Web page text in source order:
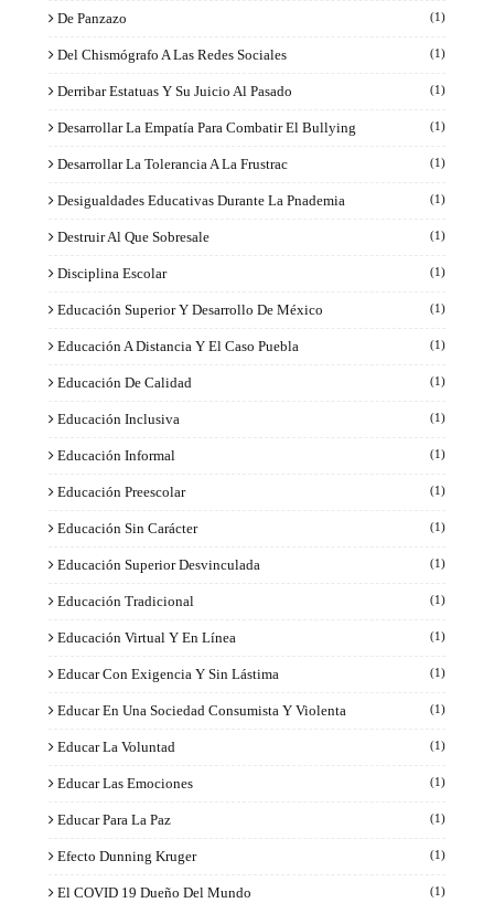
De Panzazo (1)
Del Chismógrafo A Las Redes Sociales (1)
Derribar Estatuas Y Su Juicio Al Pasado (1)
Desarrollar La Empatía Para Combatir El Bullying (1)
Desarrollar La Tolerancia A La Frustrac (1)
Desigualdades Educativas Durante La Pnademia (1)
Destruir Al Que Sobresale (1)
Disciplina Escolar (1)
Educación Superior Y Desarrollo De México (1)
Educación A Distancia Y El Caso Puebla (1)
Educación De Calidad (1)
Educación Inclusiva (1)
Educación Informal (1)
Educación Preescolar (1)
Educación Sin Carácter (1)
Educación Superior Desvinculada (1)
Educación Tradicional (1)
Educación Virtual Y En Línea (1)
Educar Con Exigencia Y Sin Lástima (1)
Educar En Una Sociedad Consumista Y Violenta (1)
Educar La Voluntad (1)
Educar Las Emociones (1)
Educar Para La Paz (1)
Efecto Dunning Kruger (1)
El COVID 19 Dueño Del Mundo (1)